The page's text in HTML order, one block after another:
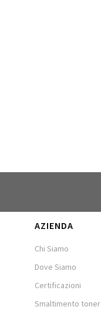
AZIENDA
Chi Siamo
Dove Siamo
Certificazioni
Smaltimento toner